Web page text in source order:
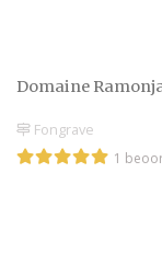
Domaine
Fongrave
1